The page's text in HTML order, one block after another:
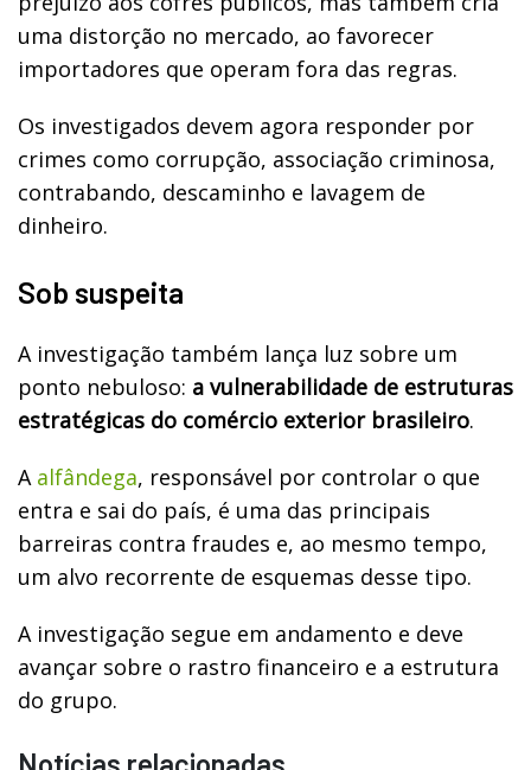
uma distorção no mercado, ao favorecer
importadores que operam fora das regras.
Os investigados devem agora responder por
crimes como corrupção, associação criminosa,
contrabando, descaminho e lavagem de
dinheiro.
Sob suspeita
A investigação também lança luz sobre um
ponto nebuloso: a vulnerabilidade de estruturas
estratégicas do comércio exterior brasileiro.
A alfândega, responsável por controlar o que
entra e sai do país, é uma das principais
barreiras contra fraudes e, ao mesmo tempo,
um alvo recorrente de esquemas desse tipo.
A investigação segue em andamento e deve
avançar sobre o rastro financeiro e a estrutura
do grupo.